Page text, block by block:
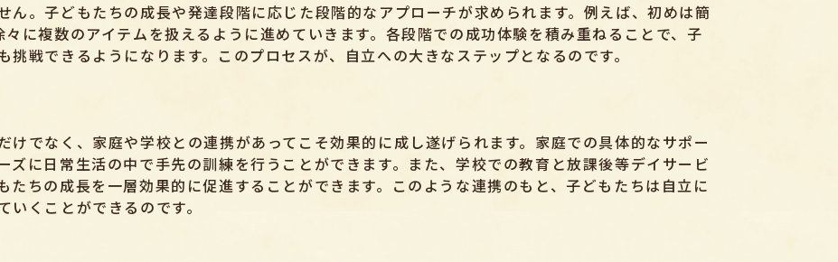
ん。子どもたちの成長や発達段階に応じた段階的なアプローチが求められます。例えば、初めは簡
に複数のアイテムを扱えるように進めていきます。各段階での成功体験を積み重ねることで、子
戦できるようになります。このプロセスが、自立への大きなステップとなるのです。
けでなく、家庭や学校との連携があってこそ効果的に成し遂げられます。家庭での具体的なサポー
ズに日常生活の中で手先の訓練を行うことができます。また、学校での教育と放課後等デイサービ
たちの成長を一層効果的に促進することができます。このような連携のもと、子どもたちは自立に
くことができるのです。